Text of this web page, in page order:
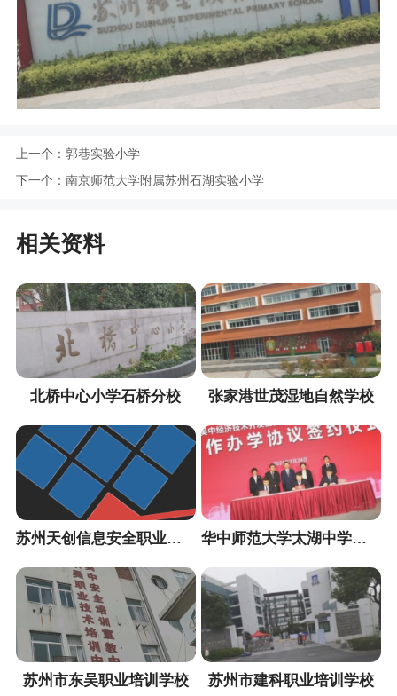
上一个： 郭巷实验小学
下一个： 南京师范大学附属苏州石湖实验小学
相关资料
北桥中心小学石桥分校 张家港世茂湿地自然学校
苏州天创信息安全职业培训中心 华中师范大学太湖中学（暂定名）
苏州市东吴职业培训学校 苏州市建科职业培训学校